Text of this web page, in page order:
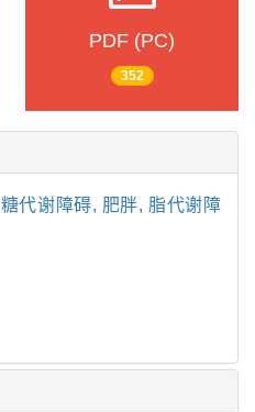
PDF (PC)
352
糖代谢障碍, 肥胖, 脂代谢障